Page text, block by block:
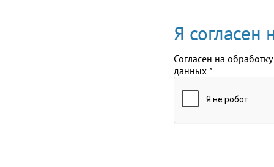
Я согласен
Согласен на обработку
данных *